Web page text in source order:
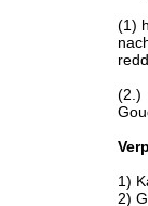
(1)
(2.)
1)
2)